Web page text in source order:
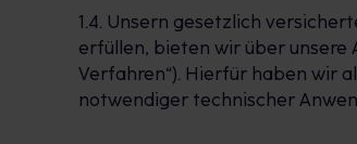
1.4. Unsern gesetzlich
erfüllen, bieten wir über unsere
Verfahren“). Hierfür haben wir
notwendiger technischer